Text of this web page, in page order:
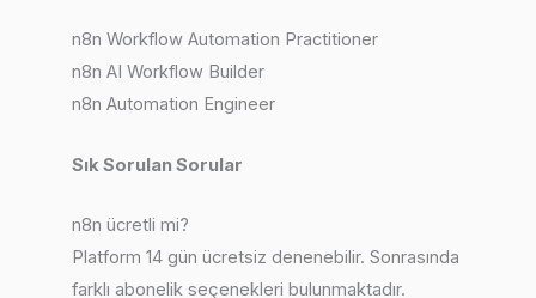
n8n Workflow Automation Practitioner
n8n AI Workflow Builder
n8n Automation Engineer
Sık Sorulan Sorular
n8n ücretli mi?
Platform 14 gün ücretsiz denenebilir. Sonrasında
farklı abonelik seçenekleri bulunmaktadır.